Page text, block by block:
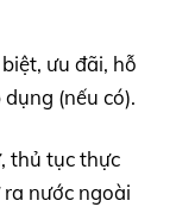
ưu đãi, hỗ
(nếu có).
thủ tục thực
nước ngoài